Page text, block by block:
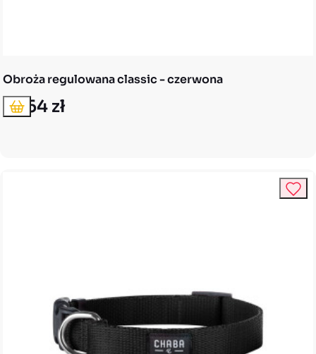
Obroża regulowana classic - czerwona
Cena
16,64 zł
Dodaj do koszyka